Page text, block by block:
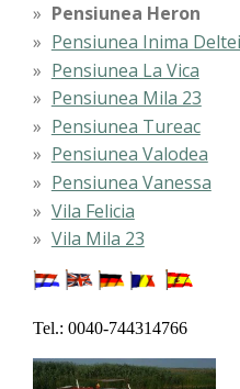
Pensiunea Heron
Pensiunea Inima Deltei
Pensiunea La Vica
Pensiunea Mila 23
Pensiunea Tureac
Pensiunea Valodea
Pensiunea Vanessa
Vila Felicia
Vila Mila 23
Tel.: 0040-744314766